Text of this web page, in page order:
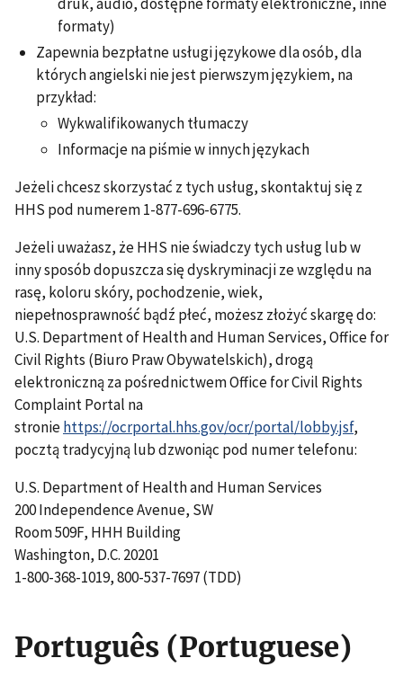
formaty)
Zapewnia bezpłatne usługi językowe dla osób, dla
których angielski nie jest pierwszym językiem, na
przykład:
Wykwalifikowanych tłumaczy
Informacje na piśmie w innych językach
Jeżeli chcesz skorzystać z tych usług, skontaktuj się z
HHS pod numerem 1-877-696-6775.
Jeżeli uważasz, że HHS nie świadczy tych usług lub w
inny sposób dopuszcza się dyskryminacji ze względu na
rasę, koloru skóry, pochodzenie, wiek,
niepełnosprawność bądź płeć, możesz złożyć skargę do:
U.S. Department of Health and Human Services, Office for
Civil Rights (Biuro Praw Obywatelskich), drogą
elektroniczną za pośrednictwem Office for Civil Rights
Complaint Portal na
stroniehttps://ocrportal.hhs.gov/ocr/portal/lobby.jsf,
pocztą tradycyjną lub dzwoniąc pod numer telefonu:
U.S. Department of Health and Human Services
200 Independence Avenue, SW
Room 509F, HHH Building
Washington, D.C. 20201
1-800-368-1019, 800-537-7697 (TDD)
Português (Portuguese)